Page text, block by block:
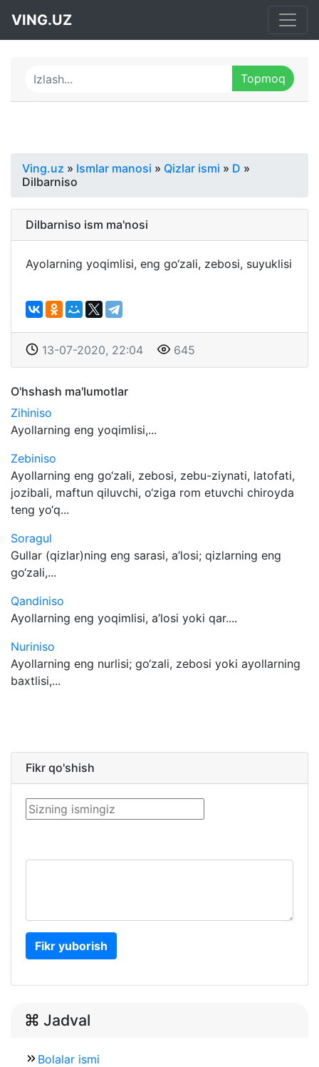
VING.UZ
Ving.uz » Ismlar manosi » Qizlar ismi » D »
Dilbarniso
Dilbarniso ism ma'nosi
Ayolarning yoqimlisi, eng go‘zali, zebosi, suyuklisi
13-07-2020, 22:04 645
O'hshash ma'lumotlar
Zihiniso
Ayollarning eng yoqimlisi,...
Zebiniso
Ayollarning eng go‘zali, zebosi, zebu-ziynati, latofati,
jozibali, maftun qiluvchi, o‘ziga rom etuvchi chiroyda
teng yo‘q...
Soragul
Gullar (qizlar)ning eng sarasi, a’losi; qizlarning eng
go‘zali,...
Qandiniso
Ayollarning eng yoqimlisi, a’losi yoki qar....
Nuriniso
Ayollarning eng nurlisi; go‘zali, zebosi yoki ayollarning
baxtlisi,...
Fikr qo'shish
Fikr yuborish
Jadval
Bolalar ismi